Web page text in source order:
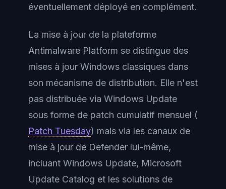
éventuellement déployé en complément.
La mise à jour de la plateforme
Antimalware Platform se distingue des
mises à jour Windows classiques dans
son mécanisme de distribution. Elle n'est
pas distribuée via Windows Update
sous forme de patch cumulatif mensuel (
Patch Tuesday) mais via les canaux de
mise à jour de Defender lui-même,
incluant Windows Update, Microsoft
Update Catalog et les solutions de